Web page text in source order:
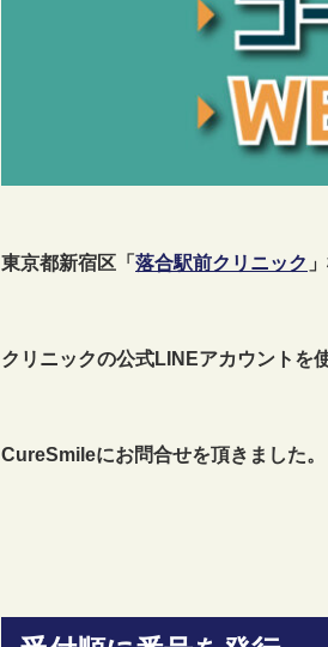
東京都新宿区「 落合駅前クリニック
クリニックの公式LINEアカウントを
CureSmileにお問合せを頂きました。